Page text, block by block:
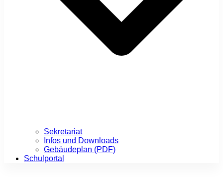
Sekretariat
Infos und Downloads
Gebäudeplan (PDF)
Schulportal